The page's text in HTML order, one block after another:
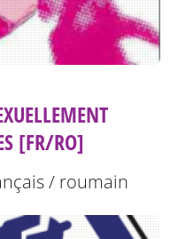
[FR/RO]
/ roumain